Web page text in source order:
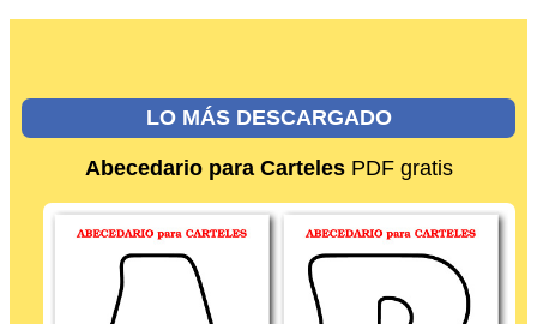
LO MÁS DESCARGADO
Abecedario para CartelesPDF gratis